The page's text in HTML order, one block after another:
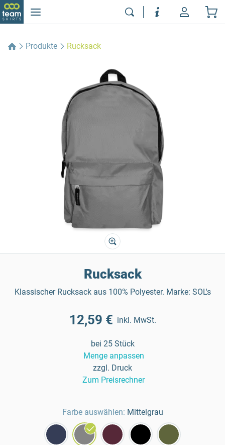
Produkte Rucksack
Rucksack
Klassischer Rucksack aus 100% Polyester. Marke: SOL's
12,59 € inkl. MwSt.
bei 25 Stück
Menge anpassen
zzgl. Druck
Zum Preisrechner
Farbe auswählen: Mittelgrau